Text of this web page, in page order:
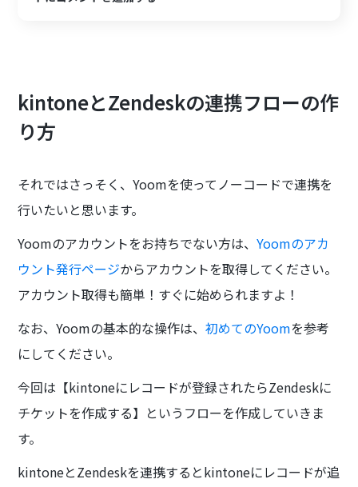
kintoneとZendeskの連携フローの作
り方
それではさっそく、Yoomを使ってノーコードで連携を
行いたいと思います。
Yoomのアカウントをお持ちでない方は、Yoomのアカ
ウント発行ページからアカウントを取得してください。
アカウント取得も簡単！すぐに始められますよ！
なお、Yoomの基本的な操作は、初めてのYoomを参考
にしてください。
今回は【kintoneにレコードが登録されたらZendeskに
チケットを作成する】というフローを作成していきま
す。
kintoneとZendeskを連携するとkintoneにレコードが追